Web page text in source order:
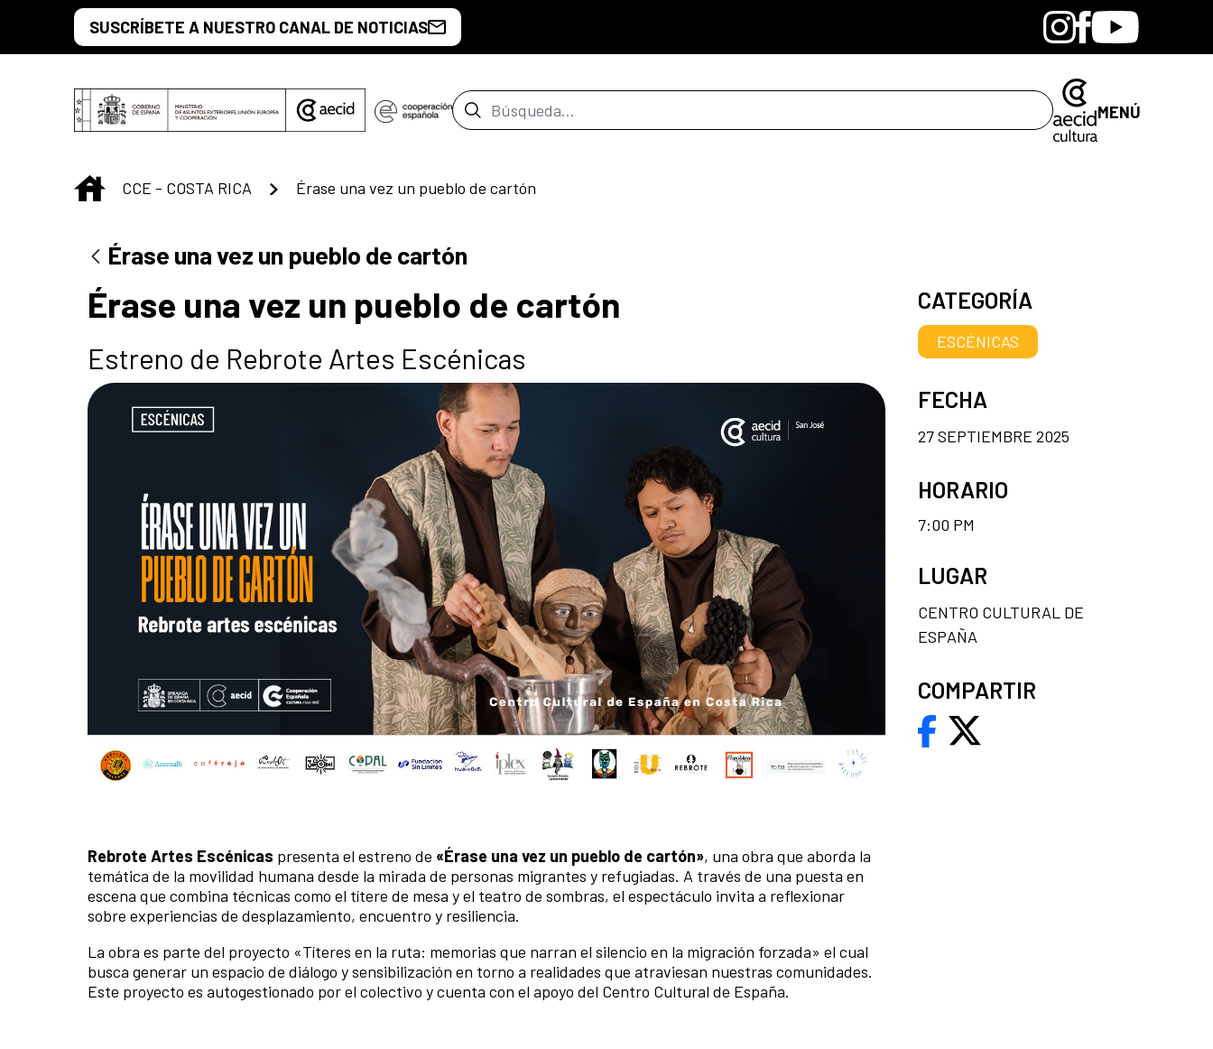
Saltar al contenido principal
SUSCRÍBETE A NUESTRO CANAL DE NOTICIAS BandcampInstagram
Facebook
Youtube
Barra de búsqueda MENÚ
INICIO
CCE - COSTA RICA Érase una vez un pueblo de cartón
Érase una vez un pueblo de cartón
Érase una vez un pueblo de cartón
Estreno de Rebrote Artes Escénicas
Rebrote Artes Escénicas presenta el estreno de «Érase una vez un pueblo de cartón», una obra que aborda la
temática de la movilidad humana desde la mirada de personas migrantes y refugiadas. A través de una puesta en
escena que combina técnicas como el títere de mesa y el teatro de sombras, el espectáculo invita a reflexionar
sobre experiencias de desplazamiento, encuentro y resiliencia.
La obra es parte del proyecto «Títeres en la ruta: memorias que narran el silencio en la migración forzada» el cual
busca generar un espacio de diálogo y sensibilización en torno a realidades que atraviesan nuestras comunidades.
Este proyecto es autogestionado por el colectivo y cuenta con el apoyo del Centro Cultural de España.
CATEGORÍA
ESCÉNICAS
FECHA
27 SEPTIEMBRE 2025
HORARIO
7:00 PM
LUGAR
CENTRO CULTURAL DE
ESPAÑA
COMPARTIR